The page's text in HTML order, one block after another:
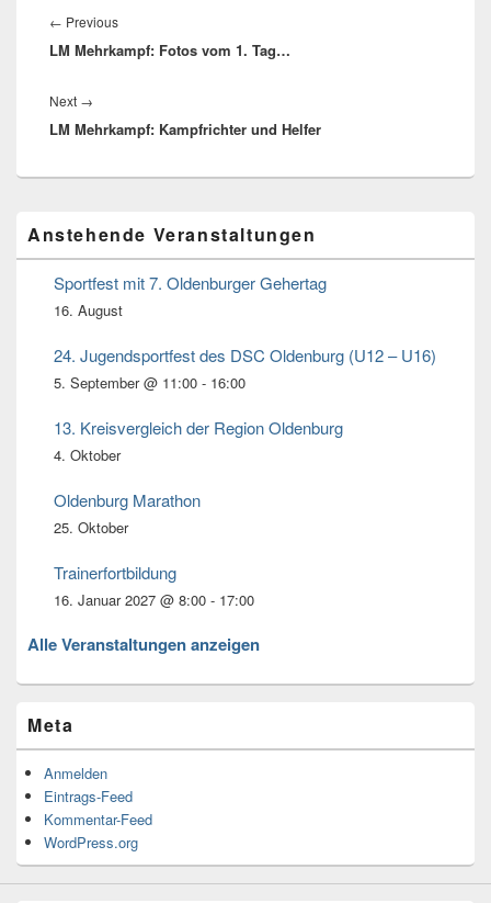
← Previous
post:
LM Mehrkampf: Fotos vom 1. Tag…
Next →
post:
LM Mehrkampf: Kampfrichter und Helfer
Seitenleisten
Widget-
Bereich
Anstehende Veranstaltungen
Sportfest mit 7. Oldenburger Gehertag
16. August
24. Jugendsportfest des DSC Oldenburg (U12 – U16)
5. September @ 11:00 - 16:00
13. Kreisvergleich der Region Oldenburg
4. Oktober
Oldenburg Marathon
25. Oktober
Trainerfortbildung
16. Januar 2027 @ 8:00 - 17:00
Alle Veranstaltungen anzeigen
Meta
Anmelden
Eintrags-Feed
Kommentar-Feed
WordPress.org